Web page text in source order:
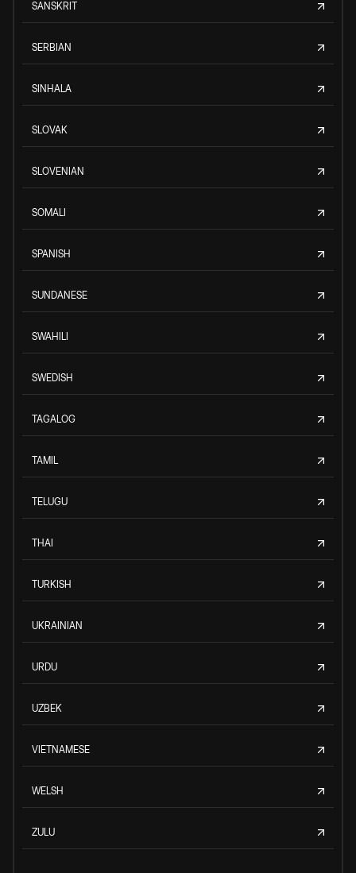
SANSKRIT
SERBIAN
SINHALA
SLOVAK
SLOVENIAN
SOMALI
SPANISH
SUNDANESE
SWAHILI
SWEDISH
TAGALOG
TAMIL
TELUGU
THAI
TURKISH
UKRAINIAN
URDU
UZBEK
VIETNAMESE
WELSH
ZULU